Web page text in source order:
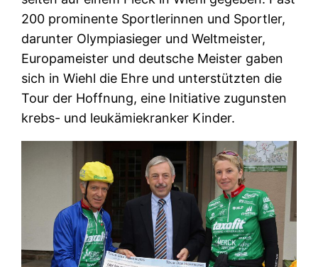
200 prominente Sportlerinnen und Sportler,
darunter Olympiasieger und Weltmeister,
Europameister und deutsche Meister gaben
sich in Wiehl die Ehre und unterstützten die
Tour der Hoffnung, eine Initiative zugunsten
krebs- und leukämiekranker Kinder.